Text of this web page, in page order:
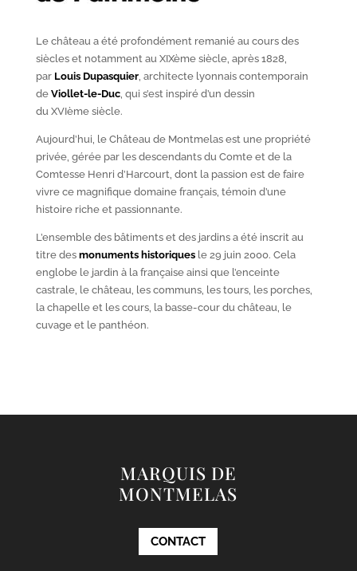
Le château a été profondément remanié au cours des
siècles et notamment au XIXèmesiècle, après 1828,
par Louis Dupasquier, architecte lyonnais contemporain
de Viollet-le-Duc, qui s’est inspiré d’un dessin
du XVIèmesiècle.
Aujourd’hui, le Château de Montmelas est une propriété
privée, gérée par les descendants du Comte et de la
Comtesse Henri d’Harcourt, dont la passion est de faire
vivre ce magnifique domaine français, témoin d’une
histoire riche et passionnante.
L’ensemble des bâtiments et des jardins a été inscrit au
titre des monuments historiquesle 29 juin 2000. Cela
englobe le jardin à la française ainsi que l’enceinte
castrale, le château, les communs, les tours, les porches,
la chapelle et les cours, la basse-cour du château, le
cuvage et le panthéon.
MARQUIS DE
MONTMELAS
CONTACT